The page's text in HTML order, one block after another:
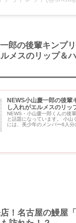
郎の後輩キンプ
メスのリップ＆
NEWS小山慶一郎の後輩
し入れがエルメスのリッ
NEWS・小山慶一郎くんの後
と話題になっています。 小山くんがTwitterで投稿した写真
には、美少年のメンバー6人分
！名古屋の鰻屋